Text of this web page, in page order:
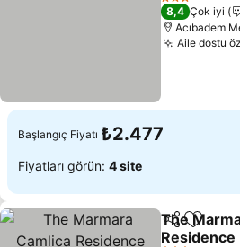
3 Yıldız
8,4 Çok iyi
Acıbadem
Aile dostu
Başlangıç Fiyatı ₺2.477
Fiyatları görün: 4 site
Paylaş
The
Residence